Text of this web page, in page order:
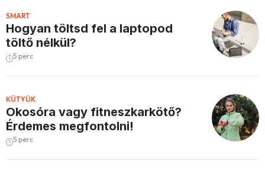
SMART
Hogyan töltsd fel a laptopod
töltő nélkül?
5 perc
KÜTYÜK
Okosóra vagy fitneszkarkötő?
Érdemes megfontolni!
5 perc